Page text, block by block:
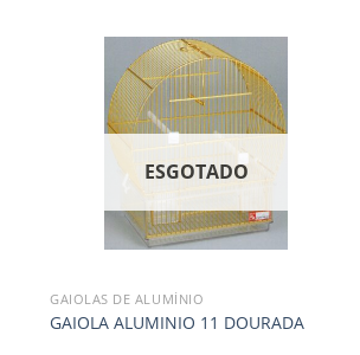
ESGOTADO
GAIOLAS DE ALUMÍNIO
GAIOLA ALUMINIO 11 DOURADA